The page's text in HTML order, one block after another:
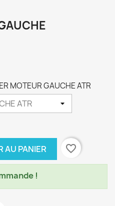
MOTEUR GAUCHE ATR
AU PANIER favorite_border
!